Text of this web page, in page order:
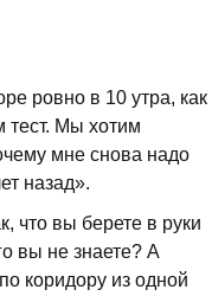
ровно в 10 утра, как
тест. Мы хотим
мне снова надо
назад».
что вы берете в руки
вы не знаете? А
коридору из одной